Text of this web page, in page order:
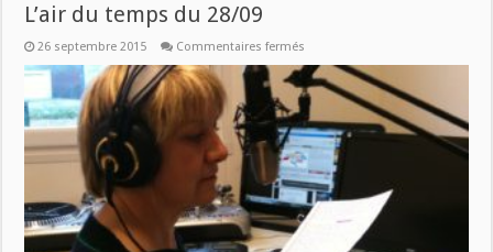
L’air du temps du 28/09
26 septembre 2015 Commentaires fermés
du
temps
du
28/09